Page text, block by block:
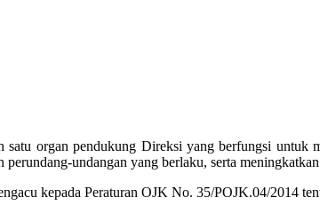
satu organ pendukung Direksi yang berfungsi
perundang-undangan yang berlaku, serta
kepada Peraturan OJK No. 35/POJK.04/2014